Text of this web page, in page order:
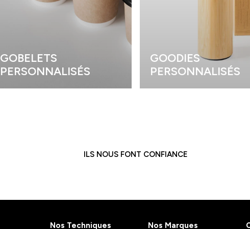
GOBELETS
PERSONNALISÉS
GOODIES
PERSONNALISÉS
ILS NOUS FONT CONFIANCE
Nos Techniques Nos Marques